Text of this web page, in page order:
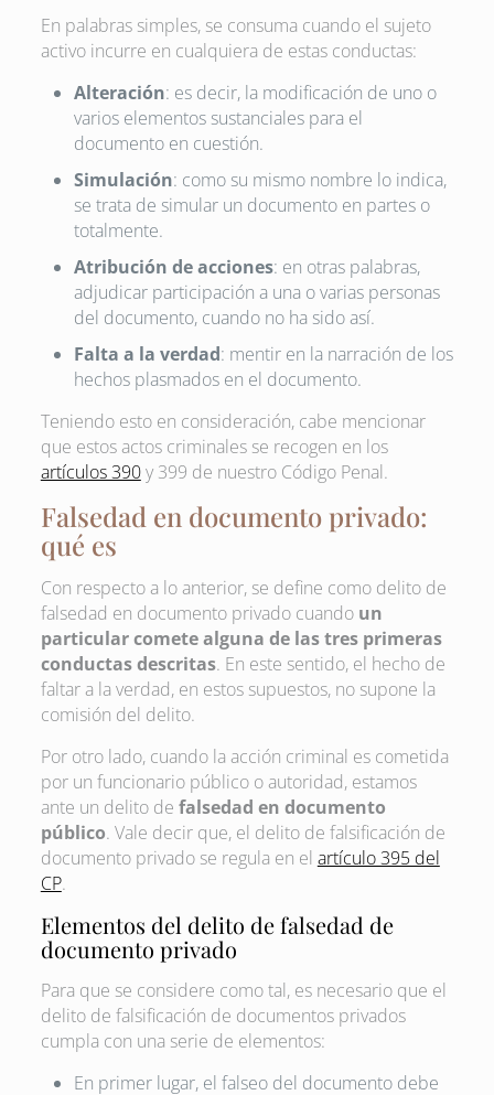
En palabras simples, se consuma cuando el sujeto
activo incurre en cualquiera de estas conductas:
Alteración: es decir, la modificación de uno o
varios elementos sustanciales para el
documento en cuestión.
Simulación: como su mismo nombre lo indica,
se trata de simular un documento en partes o
totalmente.
Atribución de acciones: en otras palabras,
adjudicar participación a una o varias personas
del documento, cuando no ha sido así.
Falta a la verdad: mentir en la narración de los
hechos plasmados en el documento.
Teniendo esto en consideración, cabe mencionar
que estos actos criminales se recogen en los
artículos 390y 399 de nuestro Código Penal.
Falsedad en documento privado:
qué es
Con respecto a lo anterior, se define como delito de
falsedad en documento privado cuando un
particular comete alguna de las tres primeras
conductas descritas. En este sentido, el hecho de
faltar a la verdad, en estos supuestos, no supone la
comisión del delito.
Por otro lado, cuando la acción criminal es cometida
por un funcionario público o autoridad, estamos
ante un delito de falsedad en documento
público. Vale decir que, el delito de falsificación de
documento privado se regula en el artículo 395 del
CP.
Elementos del delito de falsedad de
documento privado
Para que se considere como tal, es necesario que el
delito de falsificación de documentos privados
cumpla con una serie de elementos:
En primer lugar, el falseo del documento debe